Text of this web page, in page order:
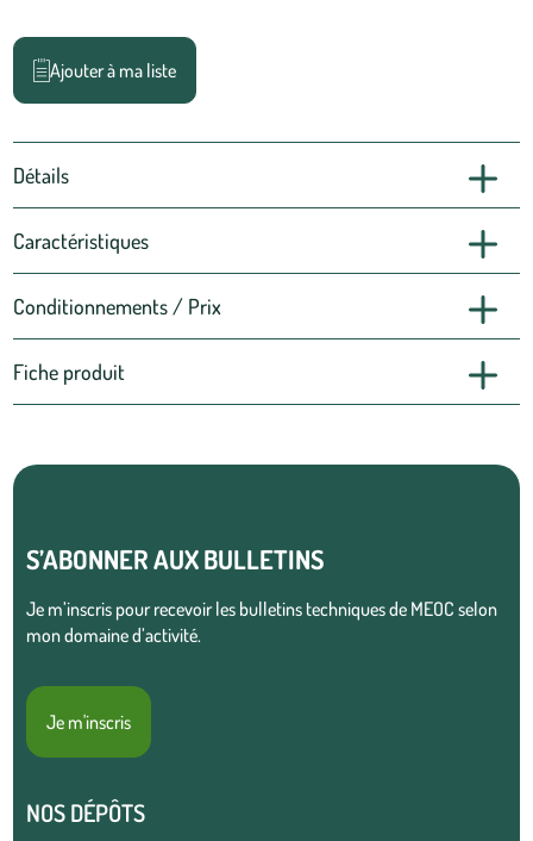
Ajouter à ma liste
Détails
Caractéristiques
Conditionnements / Prix
Fiche produit
S’ABONNER AUX BULLETINS
Je m’inscris pour recevoir les bulletins techniques de MEOC selon
mon domaine d’activité.
Je m'inscris
NOS DÉPÔTS